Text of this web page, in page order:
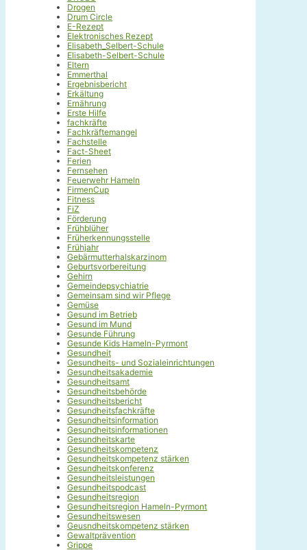
Drogen
Drum Circle
E-Rezept
Elektronisches Rezept
Elisabeth_Selbert-Schule
Elisabeth-Selbert-Schule
Eltern
Emmerthal
Ergebnisbericht
Erkältung
Ernährung
Erste Hilfe
fachkräfte
Fachkräftemangel
Fachstelle
Fact-Sheet
Ferien
Fernsehen
Feuerwehr Hameln
FirmenCup
Fitness
FiZ
Förderung
Frühblüher
Früherkennungsstelle
Frühjahr
Gebärmutterhalskarzinom
Geburtsvorbereitung
Gehirn
Gemeindepsychiatrie
Gemeinsam sind wir Pflege
Gemüse
Gesund im Betrieb
Gesund im Mund
Gesunde Führung
Gesunde Kids Hameln-Pyrmont
Gesundheit
Gesundheits- und Sozialeinrichtungen
Gesundheitsakademie
Gesundheitsamt
Gesundheitsbehörde
Gesundheitsbericht
Gesundheitsfachkräfte
Gesundheitsinformation
Gesundheitsinformationen
Gesundheitskarte
Gesundheitskompetenz
Gesundheitskompetenz stärken
Gesundheitskonferenz
Gesundheitsleistungen
Gesundheitspodcast
Gesundheitsregion
Gesundheitsregion Hameln-Pyrmont
Gesundheitswesen
Geusndheitskompetenz stärken
Gewaltprävention
Grippe